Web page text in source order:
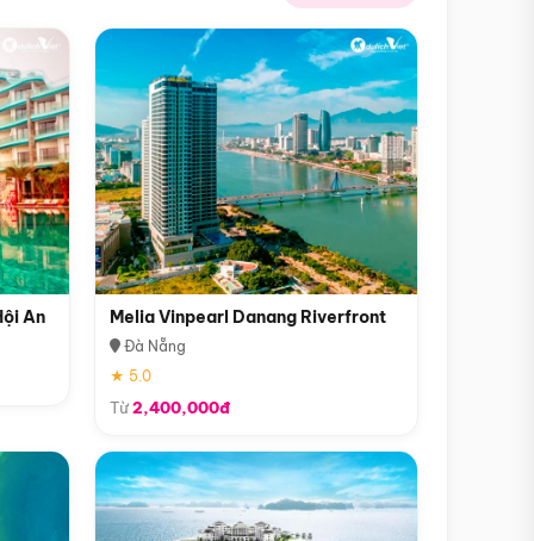
An Melia Vinpearl Danang Riverfront
Đà Nẵng
★ 5.0
Từ2,400,000đ